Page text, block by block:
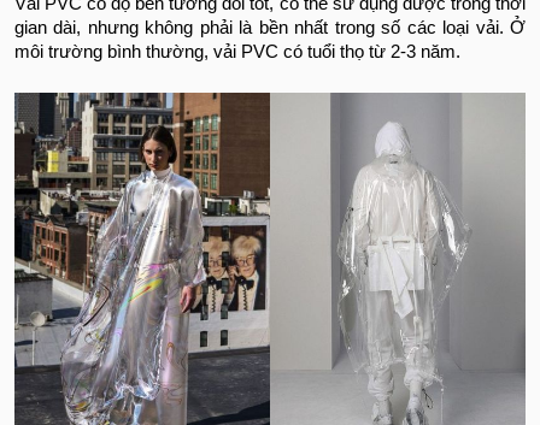
gian dài, nhưng không phải là bền nhất trong số các loại vải. Ở
môi trường bình thường, vải PVC có tuổi thọ từ 2-3 năm.